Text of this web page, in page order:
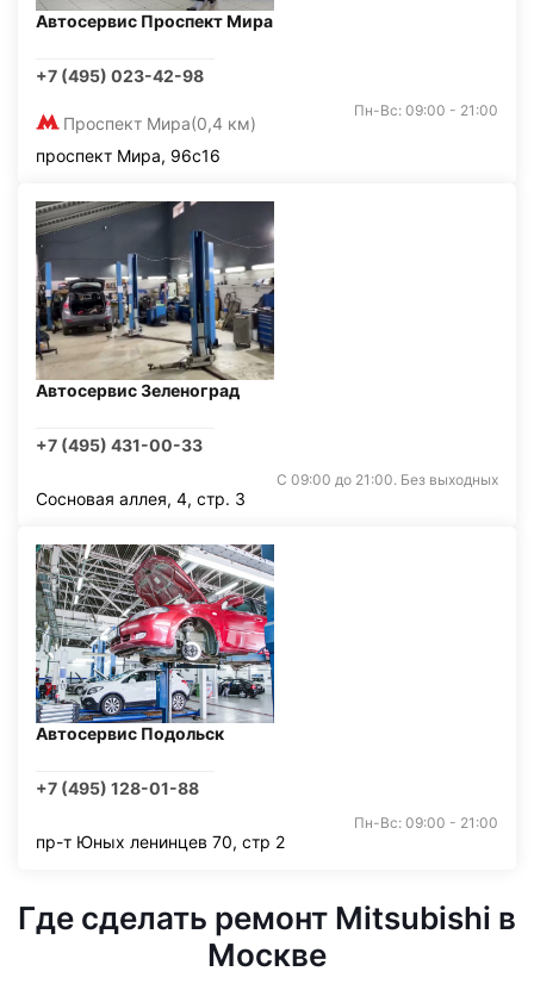
Автосервис Проспект Мира
+7 (495) 023-42-98
Проспект Мира(0,4 км)
Пн-Вс: 09:00 - 21:00
проспект Мира, 96с16
Автосервис Зеленоград
+7 (495) 431-00-33
С 09:00 до 21:00. Без выходных
Сосновая аллея, 4, стр. 3
Автосервис Подольск
+7 (495) 128-01-88
Пн-Вс: 09:00 - 21:00
пр-т Юных ленинцев 70, стр 2
Где сделать ремонт Mitsubishi в
Москве